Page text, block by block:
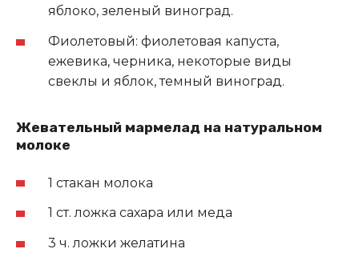
яблоко, зеленый виноград.
Фиолетовый: фиолетовая капуста,
ежевика, черника, некоторые виды
свеклы и яблок, темный виноград.
Жевательный мармелад на натуральном
молоке
1 стакан молока
1 ст. ложка сахара или меда
3 ч. ложки желатина